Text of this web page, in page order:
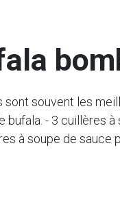
souvent les
bufala. - 3 cuillères à
à soupe de sauce